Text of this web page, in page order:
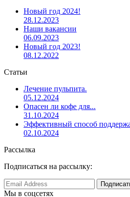
Новый год 2024!
28.12.2023
Наши вакансии
06.09.2023
Новый год 2023!
08.12.2022
Статьи
Лечение пульпита.
05.12.2024
Опасен ли кофе для...
31.10.2024
Эффективный способ
02.10.2024
Рассылка
Подписаться на рассылку:
Мы в соцсетях